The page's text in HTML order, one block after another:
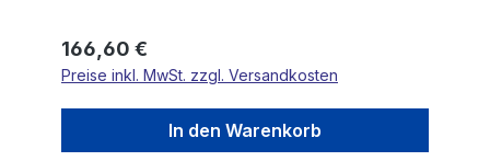
Regulärer Preis:
166,60 €
Preise inkl. MwSt. zzgl. Versandkosten
In den Warenkorb